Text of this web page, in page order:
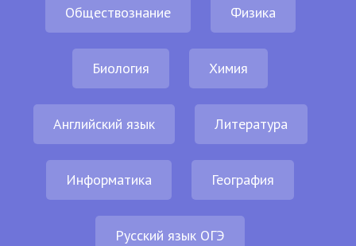
Обществознание Физика
Биология Химия
Английский язык Литература
Информатика География
Русский язык ОГЭ